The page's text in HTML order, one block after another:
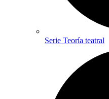
Serie Teoría teatral